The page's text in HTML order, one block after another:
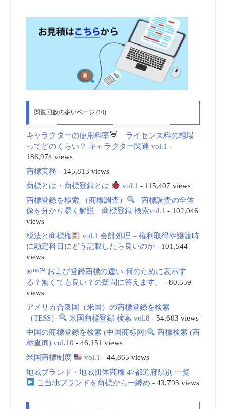
閲覧回数の多いページ (10)
キャラクターの使用料率
ライセンス料の相場
ってどのくらい？ キャラクター関連 vol.1 -
186,974 views
商標実務 - 145,813 views
商標とは・商標登録とは
vol.1 - 115,407 views
商標登録を検索 （商標調査）
–商標調査の全体
像を分かり易く解説 商標登録 検索vol.1 - 102,046
views
税法と商標権
vol.1 会計処理 – 権利取得や譲渡時
に勘定科目にどう記載したら良いのか- 101,544
views
®™℠ および登録商標の違い-何のために表示す
る？無くても良い？の疑問に答えます。
- 80,559
views
アメリカ合衆国（米国）の商標登録を検索
（TESS）
米国商標登録 検索 vol.8 - 54,603 views
中国の商標登録を検索 (中国商标网)
商標検索 (商
标查询) vol.10 - 46,151 views
米国商標制度
vol.1 - 44,865 views
地域ブランド・地域団体商標 47都道府県別 一覧
ご当地ブランドを商標から一纏め - 43,793 views